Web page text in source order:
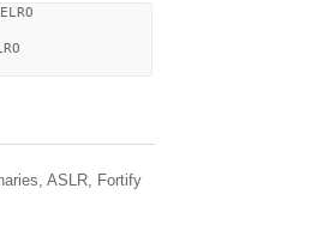
ASLR, Fortify